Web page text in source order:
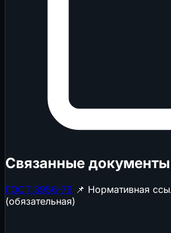
Связанные документы
ГОСТ 3956-76 📌 Нормативная
(обязательная)